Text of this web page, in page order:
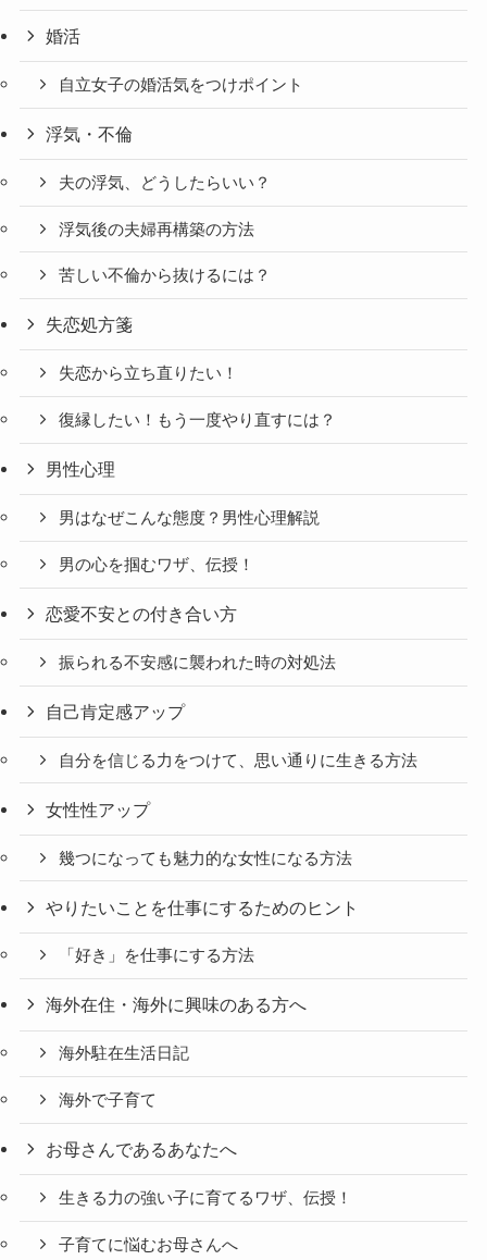
婚活
自立女子の婚活気をつけポイント
浮気・不倫
夫の浮気、どうしたらいい？
浮気後の夫婦再構築の方法
苦しい不倫から抜けるには？
失恋処方箋
失恋から立ち直りたい！
復縁したい！もう一度やり直すには？
男性心理
男はなぜこんな態度？男性心理解説
男の心を掴むワザ、伝授！
恋愛不安との付き合い方
振られる不安感に襲われた時の対処法
自己肯定感アップ
自分を信じる力をつけて、思い通りに生きる方法
女性性アップ
幾つになっても魅力的な女性になる方法
やりたいことを仕事にするためのヒント
「好き」を仕事にする方法
海外在住・海外に興味のある方へ
海外駐在生活日記
海外で子育て
お母さんであるあなたへ
生きる力の強い子に育てるワザ、伝授！
子育てに悩むお母さんへ